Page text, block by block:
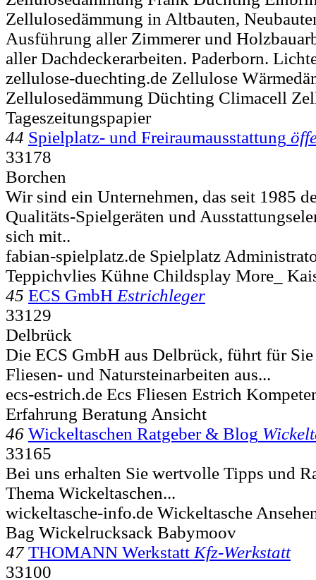
Zellulosedämmung in Altbauten,
Ausführung aller Zimmerer und
aller Dachdeckerarbeiten. Paderborn.
zellulose-duechting.de Zellulose
Zellulosedämmung Düchting Climacell
Tageszeitungspapier
44 Spielplatz- und Freiraumausstattung
33178
Borchen
Wir sind ein Unternehmen, das seit 1985
Qualitäts-Spielgeräten und
sich mit..
fabian-spielplatz.de Spielplatz
Teppichvlies Kühne Childsplay More_
45 ECS GmbH Estrichleger
33129
Delbrück
Die ECS GmbH aus Delbrück, führt für
Fliesen- und Natursteinarbeiten aus...
ecs-estrich.de Ecs Fliesen Estrich
Erfahrung Beratung Ansicht
46 Wickeltaschen Ratgeber & Blog
33165
Bei uns erhalten Sie wertvolle Tipps und
Thema Wickeltaschen...
wickeltasche-info.de Wickeltasche
Bag Wickelrucksack Babymoov
47 THOMANN Werkstatt Kfz-Werkstatt
33100